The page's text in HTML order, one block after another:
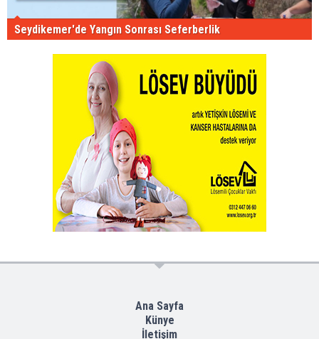
Seydikemer'de Yangın Sonrası Seferberlik
Ana Sayfa
Künye
İletişim